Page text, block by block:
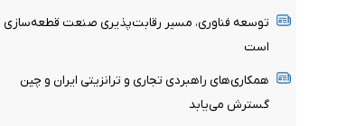
توسعه فناوری، مسیر رقابت‌پذیری صنعت قطعه‌سازی
است
همکاری‌های راهبردی تجاری و ترانزیتی ایران و چین
گسترش می‌یابد